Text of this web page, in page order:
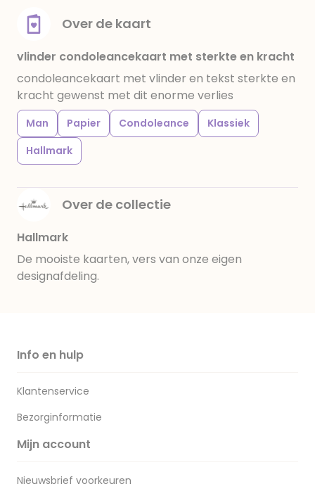
Over de kaart
vlinder condoleancekaart met sterkte en kracht
condoleancekaart met vlinder en tekst sterkte en
kracht gewenst met dit enorme verlies
Man Papier Condoleance
Klassiek
Hallmark
Over de collectie
Hallmark
De mooiste kaarten, vers van onze eigen
designafdeling.
Info en hulp
Klantenservice
Bezorginformatie
Mijn account
Nieuwsbrief voorkeuren